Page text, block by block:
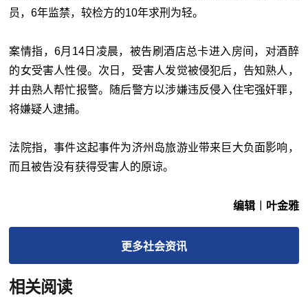
员，6年监禁，较检方的10年求刑为轻。
案情指，6月14日凌晨，被告刷酒店总卡进入房间，对酒醉
的女受害人性侵。次日，受害人发觉被侵犯后，告知熟人，
并由熟人帮忙报警。随后警方以涉嫌违反侵入住宅强奸罪，
将嫌疑人逮捕。
法院指，事件这起事件为济州岛旅游业带来巨大负面影响，
而且被告没有获得受害人的原谅。
编辑︱叶金雅
更多社会资讯
相关阅读